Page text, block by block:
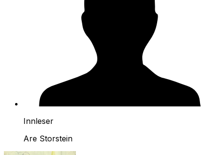
Innleser
Are Storstein